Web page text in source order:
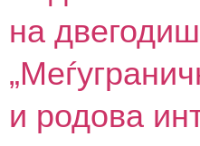
на
и родова